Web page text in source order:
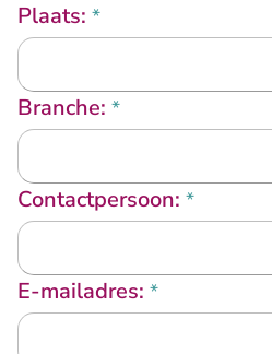
Plaats: *
Branche: *
Contactpersoon: *
E-mailadres: *